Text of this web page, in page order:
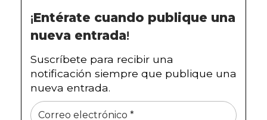
¡Entérate cuando publique una
nueva entrada!
Suscríbete para recibir una
notificación siempre que publique una
nueva entrada.